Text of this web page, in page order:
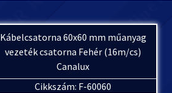
Kábelcsatorna 60x60 mm műanyag
vezeték csatorna Fehér (16m/cs)
Canalux
Cikkszám: F-60060